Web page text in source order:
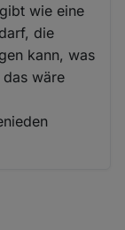
wie eine
die
kann, was
wäre